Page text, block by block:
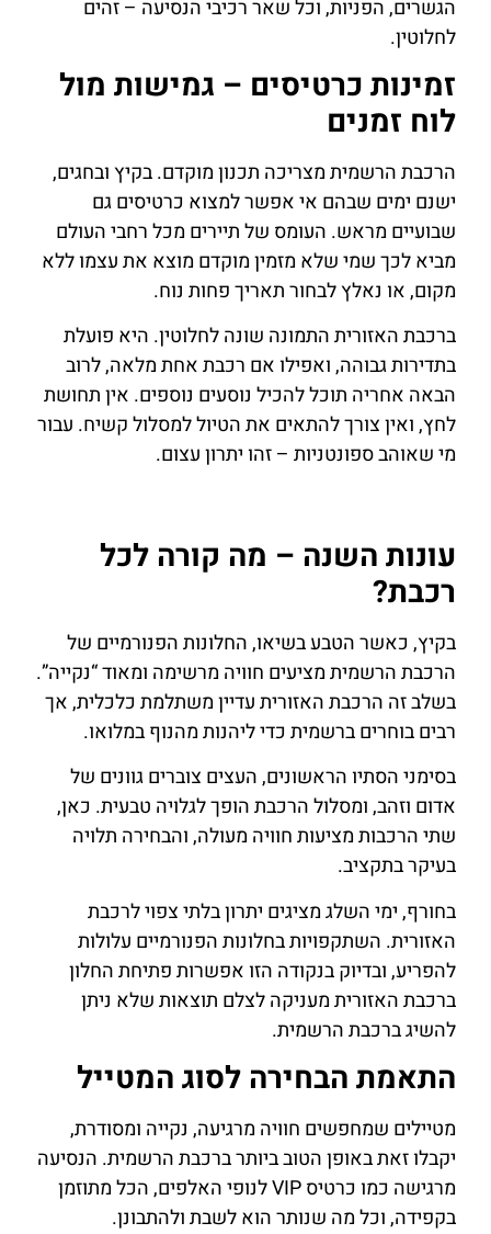
הגשרים, הפניות, וכל שאר רכיבי הנסיעה – זהים
לחלוטין.
זמינות כרטיסים – גמישות מול
לוח זמנים
הרכבת הרשמית מצריכה תכנון מוקדם. בקיץ ובחגים,
ישנם ימים שבהם אי אפשר למצוא כרטיסים גם
שבועיים מראש. העומס של תיירים מכל רחבי העולם
מביא לכך שמי שלא מזמין מוקדם מוצא את עצמו ללא
מקום, או נאלץ לבחור תאריך פחות נוח.
ברכבת האזורית התמונה שונה לחלוטין. היא פועלת
בתדירות גבוהה, ואפילו אם רכבת אחת מלאה, לרוב
הבאה אחריה תוכל להכיל נוסעים נוספים. אין תחושת
לחץ, ואין צורך להתאים את הטיול למסלול קשיח. עבור
מי שאוהב ספונטניות – זהו יתרון עצום.
עונות השנה – מה קורה לכל
רכבת?
בקיץ, כאשר הטבע בשיאו, החלונות הפנורמיים של
הרכבת הרשמית מציעים חוויה מרשימה ומאוד “נקייה”.
בשלב זה הרכבת האזורית עדיין משתלמת כלכלית, אך
רבים בוחרים ברשמית כדי ליהנות מהנוף במלואו.
בסימני הסתיו הראשונים, העצים צוברים גוונים של
אדום וזהב, ומסלול הרכבת הופך לגלויה טבעית. כאן,
שתי הרכבות מציעות חוויה מעולה, והבחירה תלויה
בעיקר בתקציב.
בחורף, ימי השלג מציגים יתרון בלתי צפוי לרכבת
האזורית. השתקפויות בחלונות הפנורמיים עלולות
להפריע, ובדיוק בנקודה הזו אפשרות פתיחת החלון
ברכבת האזורית מעניקה לצלם תוצאות שלא ניתן
להשיג ברכבת הרשמית.
התאמת הבחירה לסוג המטייל
מטיילים שמחפשים חוויה מרגיעה, נקייה ומסודרת,
יקבלו זאת באופן הטוב ביותר ברכבת הרשמית. הנסיעה
מרגישה כמו כרטיס VIP לנופי האלפים, הכל מתוזמן
בקפידה, וכל מה שנותר הוא לשבת ולהתבונן.